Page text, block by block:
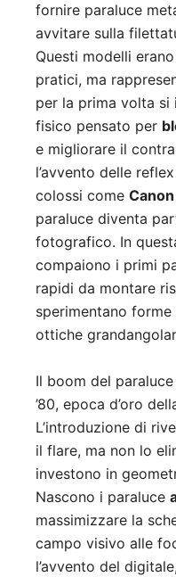
fornire paraluce
avvitare sulla
Questi modelli
pratici, ma
per la prima volta si
fisico pensato per
e migliorare il
l’avvento delle
colossi come
paraluce diventa
fotografico. In
compaiono i primi
rapidi da montare
sperimentano
ottiche
Il boom del
’80, epoca d’oro
L’introduzione di
il flare, ma non lo
investono in
Nascono i paraluce
massimizzare la
campo visivo alle
l’avvento del